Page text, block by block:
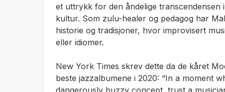
et uttrykk for den åndelige transcendensen
kultur. Som zulu-healer og pedagog har
historie og tradisjoner, hvor improvisert
eller idiomer.
New York Times skrev dette da de kåret
beste jazzalbumene i 2020: “In a moment
dangerously buzzy concept, trust a